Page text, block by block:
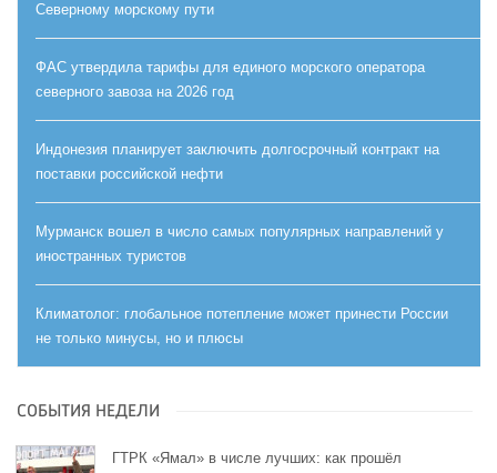
Северному морскому пути
ФАС утвердила тарифы для единого морского оператора
северного завоза на 2026 год
Индонезия планирует заключить долгосрочный контракт на
поставки российской нефти
Мурманск вошел в число самых популярных направлений у
иностранных туристов
Климатолог: глобальное потепление может принести России
не только минусы, но и плюсы
СОБЫТИЯ НЕДЕЛИ
ГТРК «Ямал» в числе лучших: как прошёл